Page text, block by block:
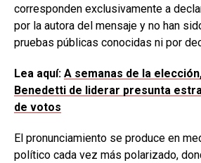
corresponden exclusivamente a
por la autora del mensaje y no han
pruebas públicas conocidas ni por
Lea aquí: A semanas de la
Benedetti de liderar presunta
de votos
El pronunciamiento se produce en
político cada vez más polarizado,